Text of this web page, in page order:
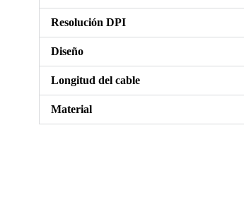
Resolución DPI
Diseño
Longitud del cable
Material